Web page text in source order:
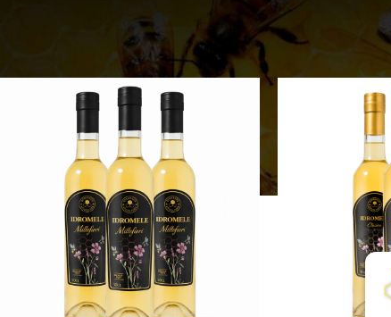
Prodotti taggati “idromele artigianale”